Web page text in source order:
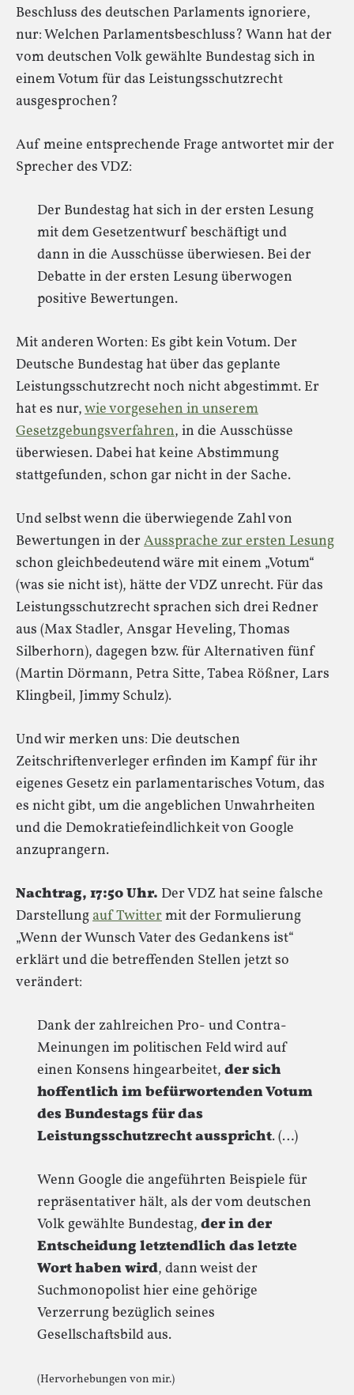
Beschluss des deutschen Parlaments ignoriere,
nur: Welchen Parlamentsbeschluss? Wann hat der
vom deutschen Volk gewählte Bundestag sich in
einem Votum für das Leistungsschutzrecht
ausgesprochen?
Auf meine entsprechende Frage antwortet mir der
Sprecher des VDZ:
Der Bundestag hat sich in der ersten Lesung
mit dem Gesetzentwurf beschäftigt und
dann in die Ausschüsse überwiesen. Bei der
Debatte in der ersten Lesung überwogen
positive Bewertungen.
Mit anderen Worten: Es gibt kein Votum. Der
Deutsche Bundestag hat über das geplante
Leistungsschutzrecht noch nicht abgestimmt. Er
hat es nur,wie vorgesehen in unserem
Gesetzgebungsverfahren, in die Ausschüsse
überwiesen. Dabei hat keine Abstimmung
stattgefunden, schon gar nicht in der Sache.
Und selbst wenn die überwiegende Zahl von
Bewertungen in der Aussprache zur ersten Lesung
schon gleichbedeutend wäre mit einem „Votum“
(was sie nicht ist), hätte der VDZ unrecht. Für das
Leistungsschutzrecht sprachen sich drei Redner
aus (Max Stadler, Ansgar Heveling, Thomas
Silberhorn), dagegen bzw. für Alternativen fünf
(Martin Dörmann, Petra Sitte, Tabea Rößner, Lars
Klingbeil, Jimmy Schulz).
Und wir merken uns: Die deutschen
Zeitschriftenverleger erfinden im Kampf für ihr
eigenes Gesetz ein parlamentarisches Votum, das
es nicht gibt, um die angeblichen Unwahrheiten
und die Demokratiefeindlichkeit von Google
anzuprangern.
Nachtrag, 17:50 Uhr. Der VDZ hat seine falsche
Darstellungauf Twittermit der Formulierung
„Wenn der Wunsch Vater des Gedankens ist“
erklärt und die betreffenden Stellen jetzt so
verändert:
Dank der zahlreichen Pro- und Contra-
Meinungen im politischen Feld wird auf
einen Konsens hingearbeitet, der sich
hoffentlich im befürwortenden Votum
des Bundestags für das
Leistungsschutzrecht ausspricht. (…)
Wenn Google die angeführten Beispiele für
repräsentativer hält, als der vom deutschen
Volk gewählte Bundestag, der in der
Entscheidung letztendlich das letzte
Wort haben wird, dann weist der
Suchmonopolist hier eine gehörige
Verzerrung bezüglich seines
Gesellschaftsbild aus.
(Hervorhebungen von mir.)